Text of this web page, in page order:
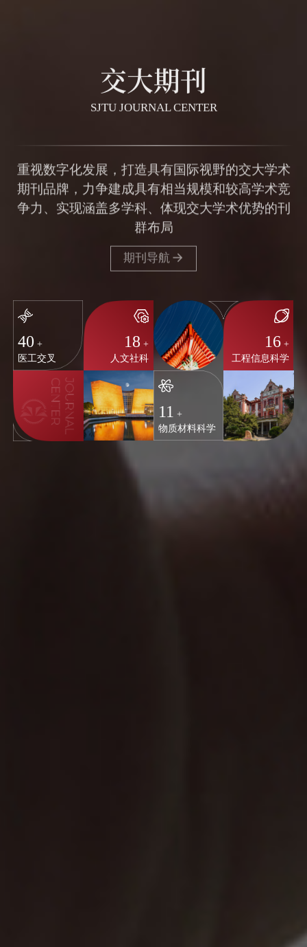
交大期刊
SJTU JOURNAL CENTER
重视数字化发展，打造具有国际视野的交大学术
期刊品牌，力争建成具有相当规模和较高学术竞
争力、实现涵盖多学科、体现交大学术优势的刊
群布局
期刊导航
40 +
医工交叉
18 +
人文社科
16 +
工程信息科学
11 +
物质材料科学